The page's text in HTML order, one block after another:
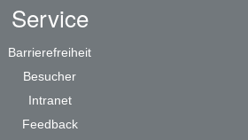
Service
Barrierefreiheit
Besucher
Intranet
Feedback